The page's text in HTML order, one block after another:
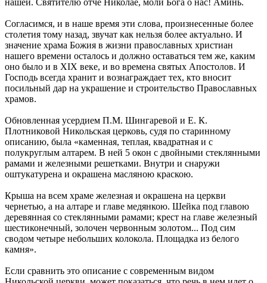
нашей. Святителю отче Николае, моли Бога о нас! Аминь.
Согласимся, и в наше время эти слова, произнесенные более
столетия тому назад, звучат как нельзя более актуально. И
значение храма Божия в жизни православных христиан
нашего времени осталось и должно оставаться тем же, каким
оно было и в XIX веке, и во времена святых Апостолов. И
Господь всегда хранит и вознаграждает тех, кто вносит
посильный дар на украшение и строительство Православных
храмов.
Обновленная усердием П.М. Шингаревой и Е. К.
Плотниковой Никольская церковь, судя по старинному
описанию, была «каменная, теплая, квадратная и с
полукруглым алтарем. В ней 5 окон с двойными стеклянными
рамами и железными решетками. Внутри и снаружи
оштукатурена и окрашена масляною краскою.
Крыша на всем храме железная и окрашена на церкви
чернетью, а на алтаре и главе медянкою. Шейка под главою
деревянная со стеклянными рамами; крест на главе железный
шестиконечный, золочен червонным золотом... Под сим
сводом четыре небольших колокола. Площадка из белого
камня».
Если сравнить это описание с современным видом